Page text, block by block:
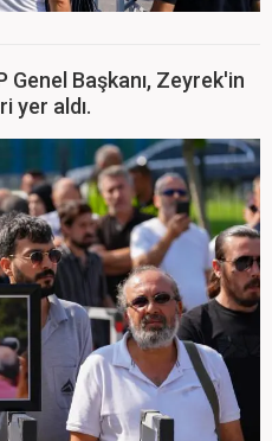
Genel Başkanı, Zeyrek'in
yer aldı.